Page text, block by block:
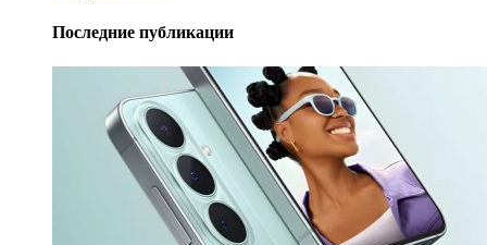
Последние публикации